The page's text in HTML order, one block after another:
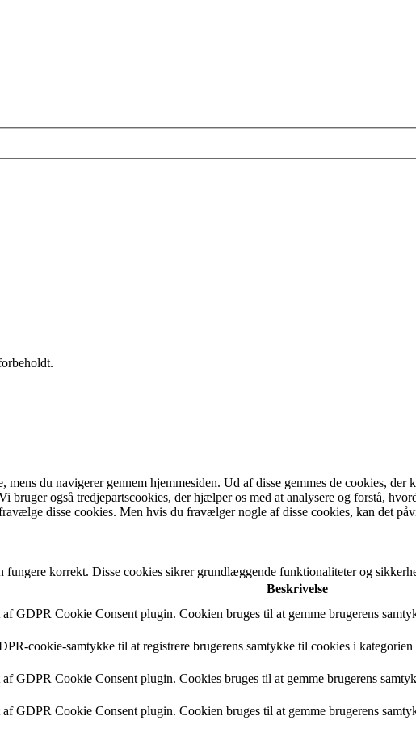
du navigerer gennem hjemmesiden. Ud af disse gemmes de cookies, der
også tredjepartscookies, der hjælper os med at analysere og forstå,
disse cookies. Men hvis du fravælger nogle af disse cookies, kan det
korrekt. Disse cookies sikrer grundlæggende funktionaliteter og
Beskrivelse
GDPR Cookie Consent plugin. Cookien bruges til at gemme brugerens
cookie-samtykke til at registrere brugerens samtykke til cookies i
GDPR Cookie Consent plugin. Cookies bruges til at gemme brugerens
GDPR Cookie Consent plugin. Cookien bruges til at gemme brugerens